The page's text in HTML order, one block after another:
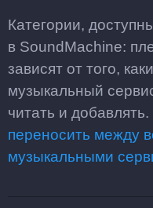
Категории,
в SoundMachine:
зависят от того,
музыкальный
читать и добавлять.
переносить между
музыкальными